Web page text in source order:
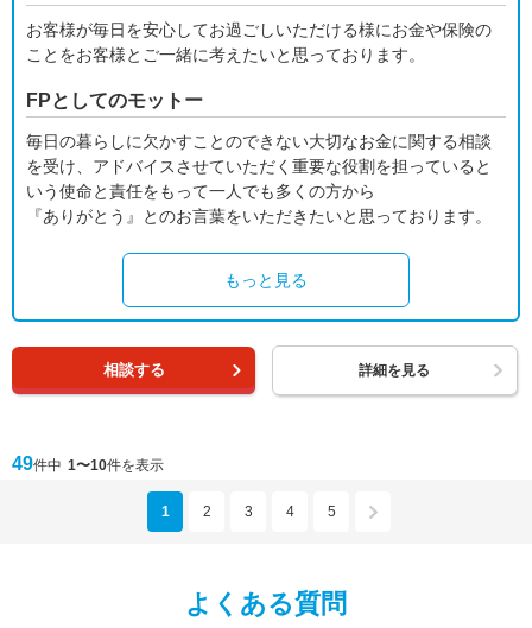
お客様が毎日を安心してお過ごしいただける様にお金や保険の
ことをお客様とご一緒に考えたいと思っております。
FPとしてのモットー
毎日の暮らしに欠かすことのできない大切なお金に関する相談
を受け、アドバイスさせていただく重要な役割を担っていると
いう使命と責任をもって一人でも多くの方から
『ありがとう』とのお言葉をいただきたいと思っております。
もっと見る
相談する 詳細を見る
49件中 1〜10件を表示
1 2 3 4 5
よくある質問